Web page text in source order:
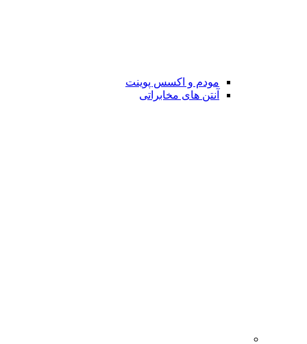
مودم و اکسس پوینت
آنتن های مخابراتی